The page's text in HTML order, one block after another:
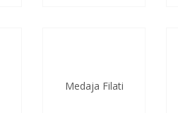
Medaja Filati